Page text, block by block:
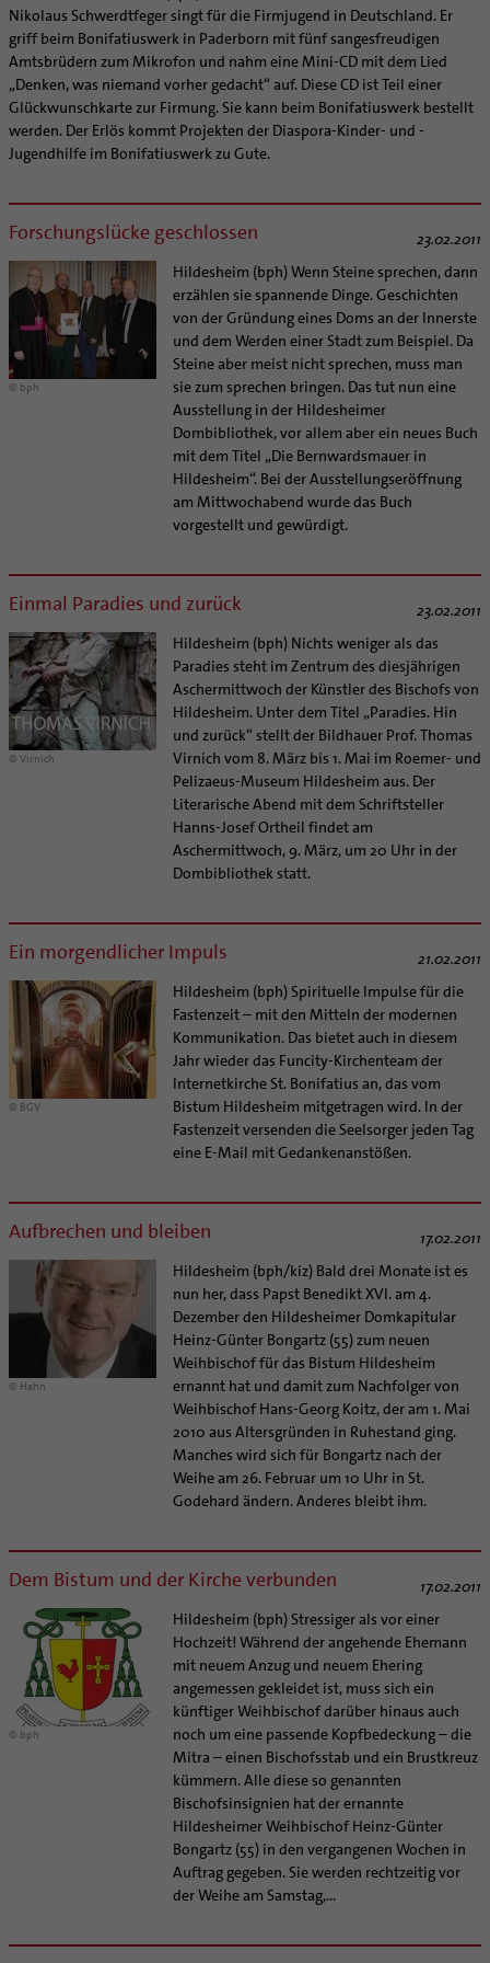
Ehe - Familie - Geschlechtergerechtigkeit
Kategoriale und Diakonale Seelsorge
Notfall
Polizei- und Feuerwehr
Schule
Segensorte
Veranstaltungen
Supervision
Coaching
Aufbrüche in der Kirche
Ehrenamtliche
KirchenZeitung online
Verwaltungsbeauftragte / Verwaltungsleitungen in
Nikolaus Schwerdtfeger singt für die Firmjugend in Deutschland. Er
griff beim Bonifatiuswerk in Paderborn mit fünf sangesfreudigen
Amtsbrüdern zum Mikrofon und nahm eine Mini-CD mit dem Lied
„Denken, was niemand vorher gedacht“ auf. Diese CD ist Teil einer
Glückwunschkarte zur Firmung. Sie kann beim Bonifatiuswerk bestellt
werden. Der Erlös kommt Projekten der Diaspora-Kinder- und -
Jugendhilfe im Bonifatiuswerk zu Gute.
Forschungslücke geschlossen 23.02.2011
© bph
Hildesheim (bph) Wenn Steine sprechen, dann
erzählen sie spannende Dinge. Geschichten
von der Gründung eines Doms an der Innerste
und dem Werden einer Stadt zum Beispiel. Da
Steine aber meist nicht sprechen, muss man
sie zum sprechen bringen. Das tut nun eine
Ausstellung in der Hildesheimer
Dombibliothek, vor allem aber ein neues Buch
mit dem Titel „Die Bernwardsmauer in
Hildesheim“. Bei der Ausstellungseröffnung
am Mittwochabend wurde das Buch
vorgestellt und gewürdigt.
Einmal Paradies und zurück 23.02.2011
© Virnich
Hildesheim (bph) Nichts weniger als das
Paradies steht im Zentrum des diesjährigen
Aschermittwoch der Künstler des Bischofs von
Hildesheim. Unter dem Titel „Paradies. Hin
und zurück“ stellt der Bildhauer Prof. Thomas
Virnich vom 8. März bis 1. Mai im Roemer- und
Pelizaeus-Museum Hildesheim aus. Der
Literarische Abend mit dem Schriftsteller
Hanns-Josef Ortheil findet am
Aschermittwoch, 9. März, um 20 Uhr in der
Dombibliothek statt.
Ein morgendlicher Impuls 21.02.2011
© BGV
Hildesheim (bph) Spirituelle Impulse für die
Fastenzeit – mit den Mitteln der modernen
Kommunikation. Das bietet auch in diesem
Jahr wieder das Funcity-Kirchenteam der
Internetkirche St. Bonifatius an, das vom
Bistum Hildesheim mitgetragen wird. In der
Fastenzeit versenden die Seelsorger jeden Tag
eine E-Mail mit Gedankenanstößen.
Aufbrechen und bleiben 17.02.2011
© Hahn
Hildesheim (bph/kiz) Bald drei Monate ist es
nun her, dass Papst Benedikt XVI. am 4.
Dezember den Hildesheimer Domkapitular
Heinz-Günter Bongartz (55) zum neuen
Weihbischof für das Bistum Hildesheim
ernannt hat und damit zum Nachfolger von
Weihbischof Hans-Georg Koitz, der am 1. Mai
2010 aus Altersgründen in Ruhestand ging.
Manches wird sich für Bongartz nach der
Weihe am 26. Februar um 10 Uhr in St.
Godehard ändern. Anderes bleibt ihm.
Dem Bistum und der Kirche verbunden 17.02.2011
© bph
Hildesheim (bph) Stressiger als vor einer
Hochzeit! Während der angehende Ehemann
mit neuem Anzug und neuem Ehering
angemessen gekleidet ist, muss sich ein
künftiger Weihbischof darüber hinaus auch
noch um eine passende Kopfbedeckung – die
Mitra – einen Bischofsstab und ein Brustkreuz
kümmern. Alle diese so genannten
Bischofsinsignien hat der ernannte
Hildesheimer Weihbischof Heinz-Günter
Bongartz (55) in den vergangenen Wochen in
Auftrag gegeben. Sie werden rechtzeitig vor
der Weihe am Samstag,...